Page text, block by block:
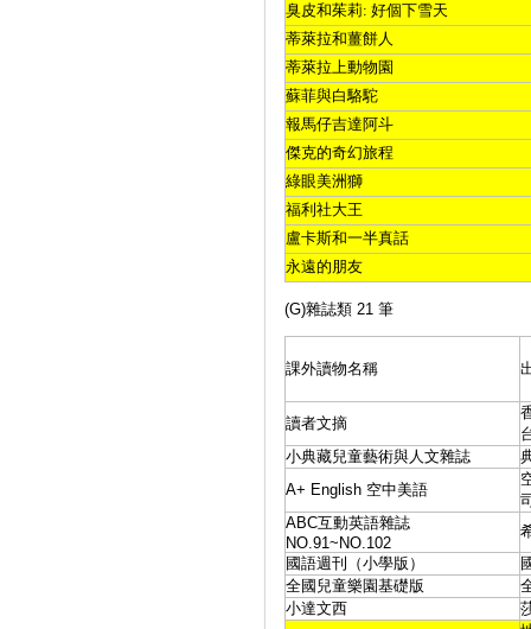
臭皮和茱莉: 好個下雪天
蒂萊拉和薑餅人
蒂萊拉上動物園
蘇菲與白駱駝
報馬仔吉達阿斗
傑克的奇幻旅程
綠眼美洲獅
福利社大王
盧卡斯和一半真話
永遠的朋友
(G)雜誌類 21 筆
課外讀物名稱
讀者文摘
小典藏兒童藝術與人文雜誌
A+ English 空中美語
ABC互動英語雜誌
NO.91~NO.102
國語週刊（小學版）
全國兒童樂園基礎版
小達文西